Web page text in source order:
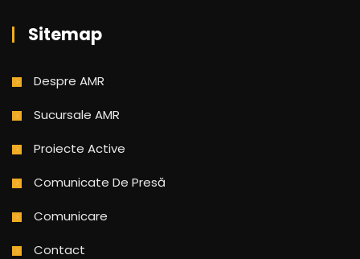
Sitemap
Despre AMR
Sucursale AMR
Proiecte Active
Comunicate De Presă
Comunicare
Contact